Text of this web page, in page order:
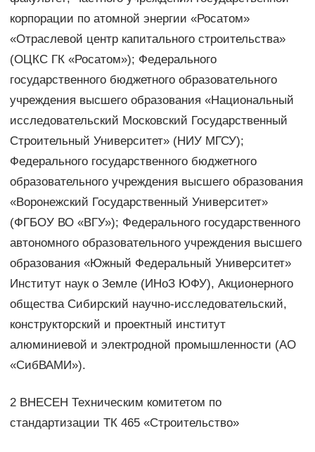
корпорации по атомной энергии «Росатом»
«Отраслевой центр капитального строительства»
(ОЦКС ГК «Росатом»); Федерального
государственного бюджетного образовательного
учреждения высшего образования «Национальный
исследовательский Московский Государственный
Строительный Университет» (НИУ МГСУ);
Федерального государственного бюджетного
образовательного учреждения высшего образования
«Воронежский Государственный Университет»
(ФГБОУ ВО «ВГУ»); Федерального государственного
автономного образовательного учреждения высшего
образования «Южный Федеральный Университет»
Институт наук о Земле (ИНоЗ ЮФУ), Акционерного
общества Сибирский научно-исследовательский,
конструкторский и проектный институт
алюминиевой и электродной промышленности (АО
«СибВАМИ»).
2 ВНЕСЕН Техническим комитетом по
стандартизации ТК 465 «Строительство»